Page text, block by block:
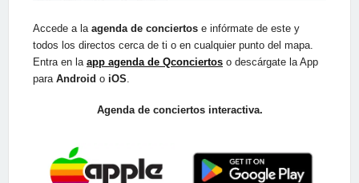
Accede a la agenda de conciertos e infórmate de este y
todos los directos cerca de ti o en cualquier punto del mapa.
Entra en la app agenda de Qconciertos o descárgate la App
para Android o iOS.
Agenda de conciertos interactiva.